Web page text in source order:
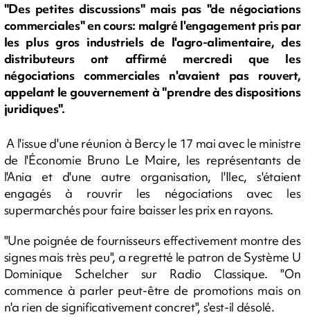
"Des petites discussions" mais pas "de négociations
commerciales" en cours: malgré l'engagement pris par
les plus gros industriels de l'agro-alimentaire, des
distributeurs ont affirmé mercredi que les
négociations commerciales n'avaient pas rouvert,
appelant le gouvernement à "prendre des dispositions
juridiques".
A l'issue d'une réunion à Bercy le 17 mai avec le ministre
de l'Économie Bruno Le Maire, les représentants de
l'Ania et d'une autre organisation, l'Ilec, s'étaient
engagés à rouvrir les négociations avec les
supermarchés pour faire baisser les prix en rayons.
"Une poignée de fournisseurs effectivement montre des
signes mais très peu", a regretté le patron de Système U
Dominique Schelcher sur Radio Classique. "On
commence à parler peut-être de promotions mais on
n'a rien de significativement concret", s'est-il désolé.